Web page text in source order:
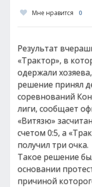
Мне нравится 0
Результат
«Трактор», в
одержали
решение принял
соревнований
лиги, сообщает
«Витязю»
счетом 0:5, а
получил три очка.
Такое решение
основании
причиной